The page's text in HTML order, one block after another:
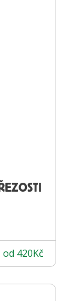
od 420Kč